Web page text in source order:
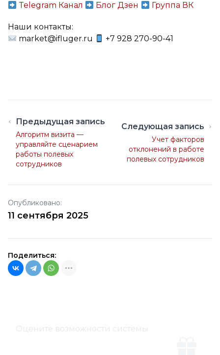
Опубликовано:
11 сентября 2025
Поделиться:
Оцените возможности системы
Telegram Канал Блог Дзен Группа ВК
Наши контакты:
market@ifluger.ru
+7 928 270-90-41
Предыдущая запись
Алгоритм визита —
управляйте сценарием
работы полевых
сотрудников
Следующая запись
Учет факторов
отклонений в работе
полевых сотрудников